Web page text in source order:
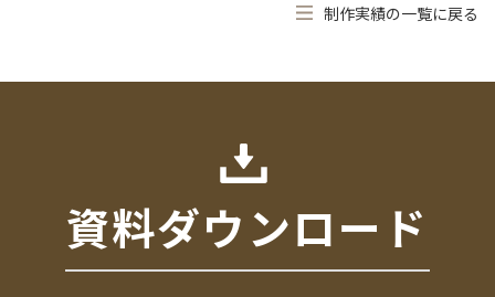
制作実績の一覧に戻る
資料ダウンロード